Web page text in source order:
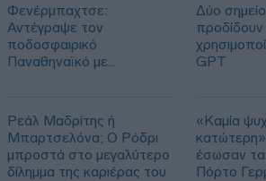
Φενέρμπαχτσε:
Αντέγραψε τον
ποδοσφαιρικό
Παναθηναϊκό με
Ρεάλ Μαδρίτης ή
Μπαρτσελόνα; Ο Ρόδρι
μπροστά στο μεγαλύτερο
δίλημμα της καριέρας του
Δύο
προδίδουν
GPT
«Καμία
έσωσαν
Πόρτο